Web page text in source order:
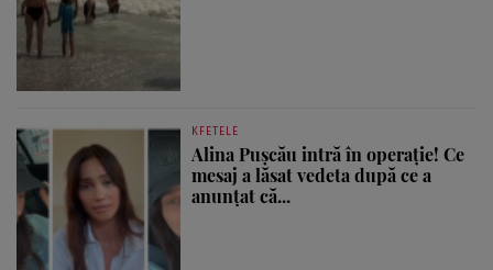
KFETELE
Alina Pușcău intră în operație! Ce
mesaj a lăsat vedeta după ce a
anunțat că...